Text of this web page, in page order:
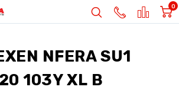
0
NFERA SU1
103Y XL В